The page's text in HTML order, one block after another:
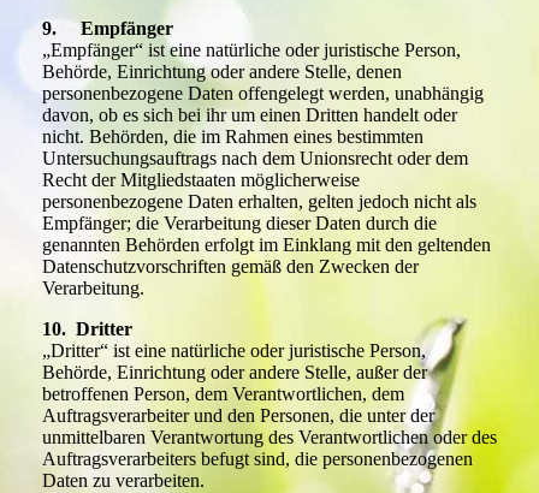
9. Empfänger
„Empfänger“ ist eine natürliche oder juristische Person,
Behörde, Einrichtung oder andere Stelle, denen
personenbezogene Daten offengelegt werden, unabhängig
davon, ob es sich bei ihr um einen Dritten handelt oder
nicht. Behörden, die im Rahmen eines bestimmten
Untersuchungsauftrags nach dem Unionsrecht oder dem
Recht der Mitgliedstaaten möglicherweise
personenbezogene Daten erhalten, gelten jedoch nicht als
Empfänger; die Verarbeitung dieser Daten durch die
genannten Behörden erfolgt im Einklang mit den geltenden
Datenschutzvorschriften gemäß den Zwecken der
Verarbeitung.
10. Dritter
„Dritter“ ist eine natürliche oder juristische Person,
Behörde, Einrichtung oder andere Stelle, außer der
betroffenen Person, dem Verantwortlichen, dem
Auftragsverarbeiter und den Personen, die unter der
unmittelbaren Verantwortung des Verantwortlichen oder des
Auftragsverarbeiters befugt sind, die personenbezogenen
Daten zu verarbeiten.